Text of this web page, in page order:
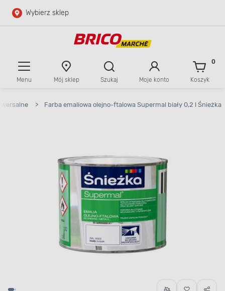
Przejdź do głównej zawartości
Wybierz sklep
Menu Mój sklep Szukaj Moje konto Koszyk
0
> Farba emaliowa olejno-ftalowa Supermal biały 0,2 l Śnieżka